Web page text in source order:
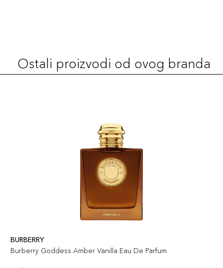
Ostali proizvodi od ovog branda
BURBERRY
Burberry Goddess Amber Vanilla Eau De Parfum